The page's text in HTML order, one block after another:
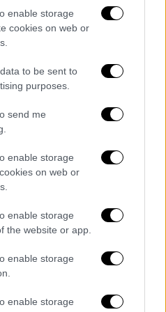
enable storage
cookies on web or
to be sent to
purposes.
send me
enable storage
on web or
enable storage
the website or app.
enable storage
enable storage
για το οποίο δεν
η ζηµία µοιράζεται